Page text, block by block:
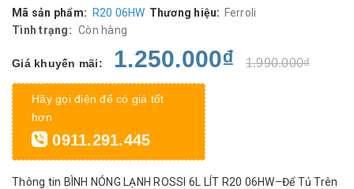
Mã sản phẩm: R20 06HW Thương hiệu: Ferroli
Tình trạng: Còn hàng
Giá khuyến mãi: 1.250.000₫ 1.990.000₫
Hãy gọi điện để có giá tốt
hơn
0911.291.445
Thông tin BÌNH NÓNG LẠNH ROSSI 6L LÍT R20 06HW–Để Tủ Trên